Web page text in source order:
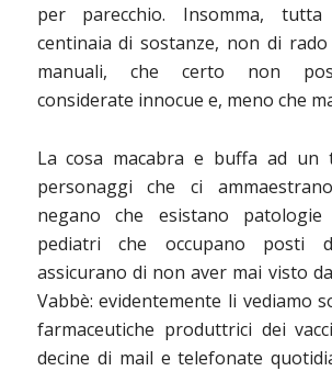
per parecchio. Insomma,
centinaia di sostanze, non di rado
manuali, che certo non
considerate innocue e, meno che
La cosa macabra e buffa ad un
personaggi che ci
negano che esistano
pediatri che occupano posti
assicurano di non aver mai visto
Vabbè: evidentemente li vediamo
farmaceutiche produttrici dei
decine di mail e telefonate